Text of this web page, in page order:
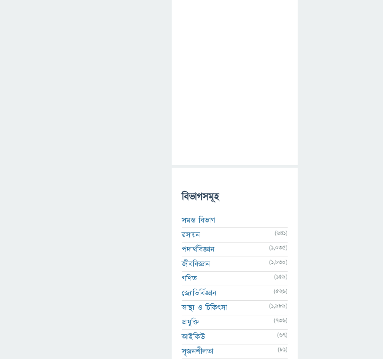
বিভাগসমূহ
সমস্ত বিভাগ
রসায়ন
(641)
পদার্থবিজ্ঞান (1,035)
জীববিজ্ঞান (1,830)
গণিত (159)
জ্যোতির্বিজ্ঞান (526)
স্বাস্থ্য ও চিকিৎসা (1,989)
প্রযুক্তি (736)
আইকিউ (67)
সৃজনশীলতা (81)